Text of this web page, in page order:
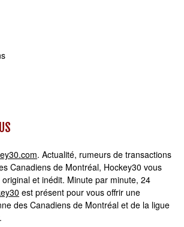
. Actualité, rumeurs de transactions
Canadiens de Montréal, Hockey30 vous
et inédit. Minute par minute, 24
est présent pour vous offrir une
des Canadiens de Montréal et de la ligue